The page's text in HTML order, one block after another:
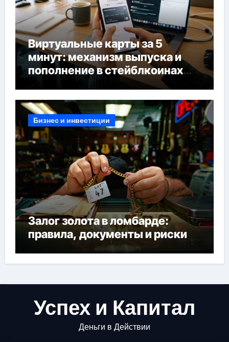
Виртуальные карты за 5
минут: механизм выпуска и
пополнение в стейблкоинах
без банковской верификации
Бизнес и инвестиции
Залог золота в ломбарде:
правила, документы и риски
Успех и Капитал
Деньги в Действии